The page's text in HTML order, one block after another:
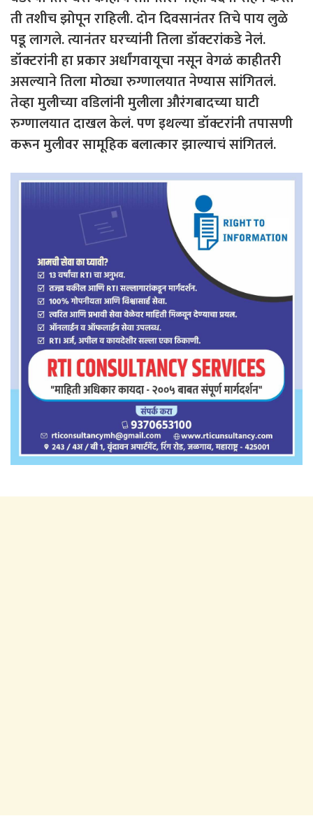
ती तशीच झोपून राहिली. दोन दिवसानंतर तिचे पाय लुळे
पडू लागले. त्यानंतर घरच्यांनी तिला डॉक्टरांकडे नेलं.
डॉक्टरांनी हा प्रकार अर्धांगवायूचा नसून वेगळं काहीतरी
असल्याने तिला मोठ्या रुग्णालयात नेण्यास सांगितलं.
तेव्हा मुलीच्या वडिलांनी मुलीला औरंगबादच्या घाटी
रुग्णालयात दाखल केलं. पण इथल्या डॉक्टरांनी तपासणी
करून मुलीवर सामूहिक बलात्कार झाल्याचं सांगितलं.